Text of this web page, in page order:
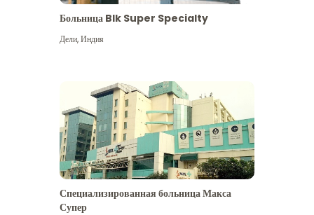
Больница Blk Super Specialty
Дели,Индия
Специализированная больница Макса
Супер